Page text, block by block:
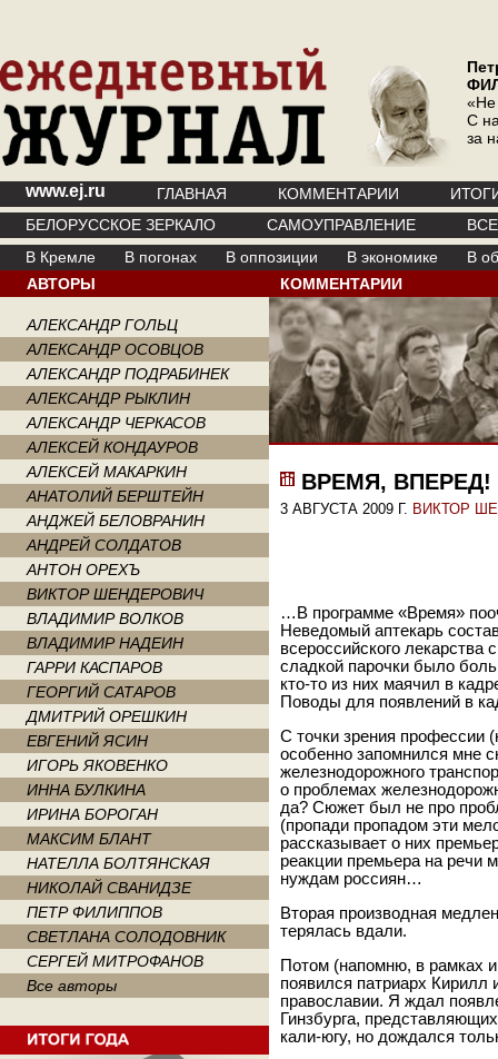
«Не
С
за
www.ej.ru ГЛАВНАЯ КОММЕНТАРИИ
БЕЛОРУССКОЕ ЗЕРКАЛО
САМОУПРАВЛЕНИЕ
В Кремле
В погонах В оппозиции В экономике
В
АВТОРЫ
АЛЕКСАНДР ГОЛЬЦ
АЛЕКСАНДР ОСОВЦОВ
АЛЕКСАНДР ПОДРАБИНЕК
АЛЕКСАНДР РЫКЛИН
АЛЕКСАНДР ЧЕРКАСОВ
АЛЕКСЕЙ КОНДАУРОВ
АЛЕКСЕЙ МАКАРКИН
АНАТОЛИЙ БЕРШТЕЙН
АНДЖЕЙ БЕЛОВРАНИН
АНДРЕЙ СОЛДАТОВ
АНТОН ОРЕХЪ
ВИКТОР ШЕНДЕРОВИЧ
ВЛАДИМИР ВОЛКОВ
ВЛАДИМИР НАДЕИН
ГАРРИ КАСПАРОВ
ГЕОРГИЙ САТАРОВ
ДМИТРИЙ ОРЕШКИН
ЕВГЕНИЙ ЯСИН
ИГОРЬ ЯКОВЕНКО
ИННА БУЛКИНА
ИРИНА БОРОГАН
МАКСИМ БЛАНТ
НАТЕЛЛА БОЛТЯНСКАЯ
НИКОЛАЙ СВАНИДЗЕ
ПЕТР ФИЛИППОВ
СВЕТЛАНА СОЛОДОВНИК
СЕРГЕЙ МИТРОФАНОВ
Все авторы
КОММЕНТАРИИ
ВРЕМЯ, ВПЕРЕД!
3 АВГУСТА 2009 Г. ВИКТОР
…В программе «Время»
Неведомый аптекарь
всероссийского
сладкой парочки было
кто-то из них маячил в
Поводы для появлений в
С точки зрения профессии
особенно запомнился мне
железнодорожного
о проблемах
да? Сюжет был не про
(пропади пропадом эти
рассказывает о них
реакции премьера на речи
нуждам россиян…
Вторая производная
терялась вдали.
Потом (напомню, в рамках
появился патриарх Кирилл
православии. Я ждал
Гинзбурга,
кали-югу, но дождался